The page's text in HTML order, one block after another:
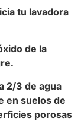
tu lavadora
de la
2/3 de agua
en suelos de
porosas